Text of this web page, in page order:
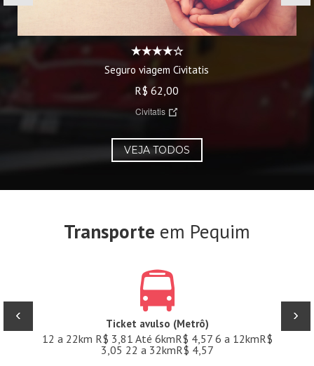
Seguro viagem Civitatis
R$ 62,00
Civitatis
VEJA TODOS
Transporte em Pequim
Ticket avulso (Metrô)
12 a 22km R$ 3,81 Até 6kmR$ 4,57 6 a 12kmR$
3,05 22 a 32kmR$ 4,57
‹ ›